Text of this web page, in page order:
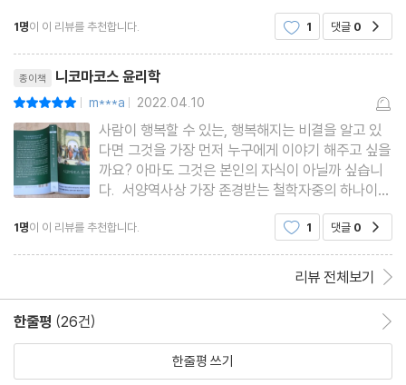
제4권 다른 미덕들
제1장 후함: 적은 재물과 관련된 미덕
제2장 통이 큰 것: 큰 재물과 관련된 미덕
제3장 포부가 큰 것: 큰 명예와 관련된 미덕
제4장 작은 명예와 관련된 미덕
제5장 온화함: 분노와 관련된 미덕
제6장 사교와 관련한 미덕
제9장 수치심
1명이 이 리뷰를 추천합니다. 1 댓글 0
종이책 니코마코스 윤리학
| m***a | 2022.04.10
사람이 행복할 수 있는, 행복해지는 비결을 알고 있
다면 그것을 가장 먼저 누구에게 이야기 해주고 싶을
까요? 아마도 그것은 본인의 자식이 아닐까 싶습니
다. 서양역사상 가장 존경받는 철학자중의 하나이자
인류의 스승으로 시대를 이어오는 위대한 지성인 아
리스토텔레스 또한 당연히 그러했으리라 생각합니
1명이 이 리뷰를 추천합니다. 1 댓글 0
리뷰 전체보기
한줄평 (26건)
한줄평 쓰기